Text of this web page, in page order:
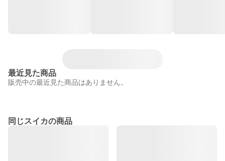
最近見た商品
販売中の最近見た商品はありません。
同じスイカの商品